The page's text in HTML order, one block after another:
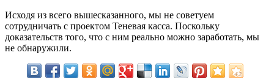
Исходя из всего вышесказанного, мы не советуем
сотрудничать с проектом Теневая касса. Поскольку
доказательств того, что с ним реально можно заработать, мы
не обнаружили.